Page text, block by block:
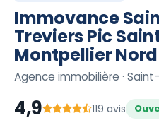
Immovance
Treviers Pic
Montpellier Nord
Agence immobilière ·
4,9 119 avis